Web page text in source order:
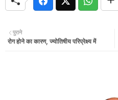
पुराने
रोग होने का कारण, ज्योतिषीय परिप्रेक्ष्य में